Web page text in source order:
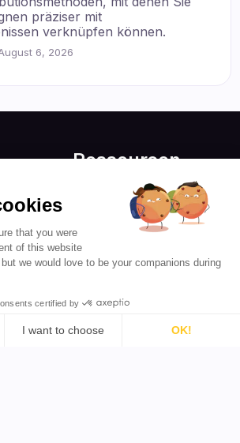
präziser mit
verknüpfen können.
6, 2026
für
Ressourcen
Partnerprogramm
that you were
of this website
we would love to be your companions during
certified by
I want to choose
OK!